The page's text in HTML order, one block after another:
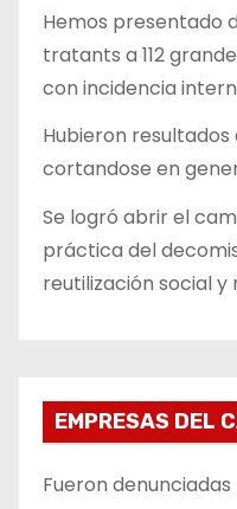
Hemos presentado
tratants a 112
con incidencia
Hubieron resultados
cortandose en
Se logró abrir el
práctica del
reutilización social
EMPRESAS DEL
Fueron